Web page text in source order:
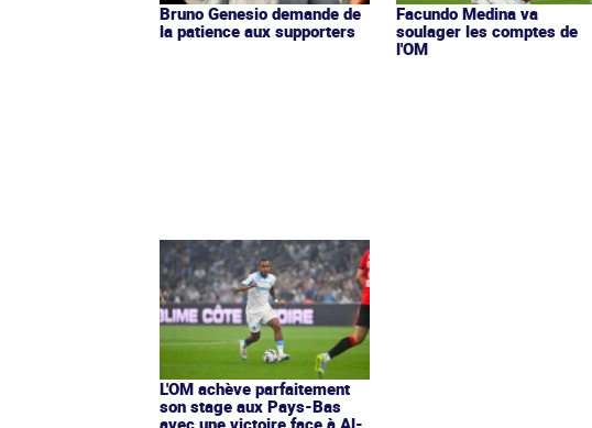
Bruno Genesio demande de
la patience aux supporters
Facundo Medina va
soulager les comptes de
l'OM
L'OM achève parfaitement
son stage aux Pays-Bas
avec une victoire face à Al-